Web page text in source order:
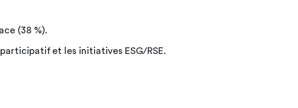
(38 %).
et les initiatives ESG/RSE.